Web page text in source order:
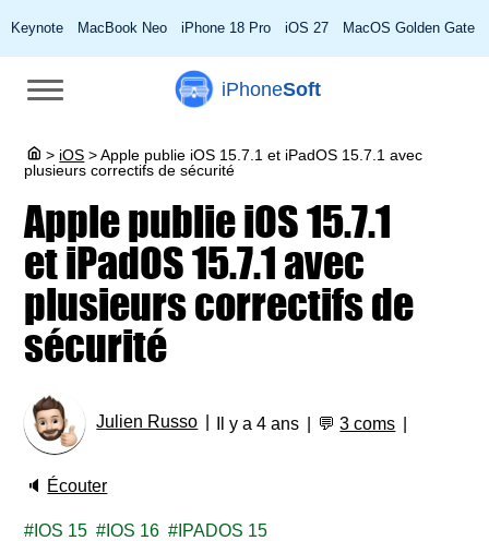
Keynote MacBook Neo iPhone 18 Pro iOS 27 MacOS Golden Gate
iPhoneSoft
> iOS >Apple publie iOS 15.7.1 et iPadOS 15.7.1 avec
plusieurs correctifs de sécurité
Apple publie iOS 15.7.1
et iPadOS 15.7.1 avec
plusieurs correctifs de
sécurité
Julien Russo Il y a 4 ans 💬3 coms
🔈 Écouter
IOS 15 IOS 16 IPADOS 15